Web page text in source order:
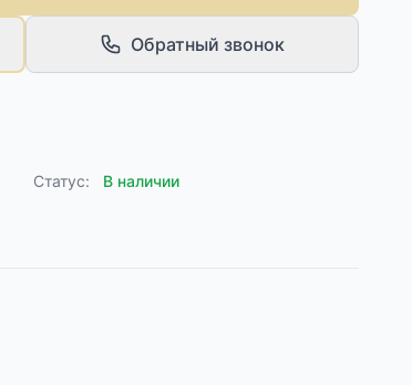
Обратный звонок
Статус: В наличии